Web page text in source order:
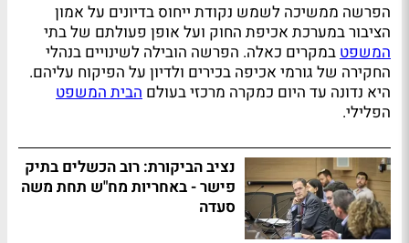
הפרשה ממשיכה לשמש נקודת ייחוס בדיונים על אמון
הציבור במערכת אכיפת החוק ועל אופן פעולתם של בתי
המשפטבמקרים כאלה. הפרשה הובילה לשינויים בנהלי
החקירה של גורמי אכיפה בכירים ולדיון על הפיקוח עליהם.
היא נדונה עד היום כמקרה מרכזי בעולם הבית המשפט
הפלילי.
נציב הביקורת: רוב הכשלים בתיק
פישר - באחריות מח"ש תחת משה
סעדה